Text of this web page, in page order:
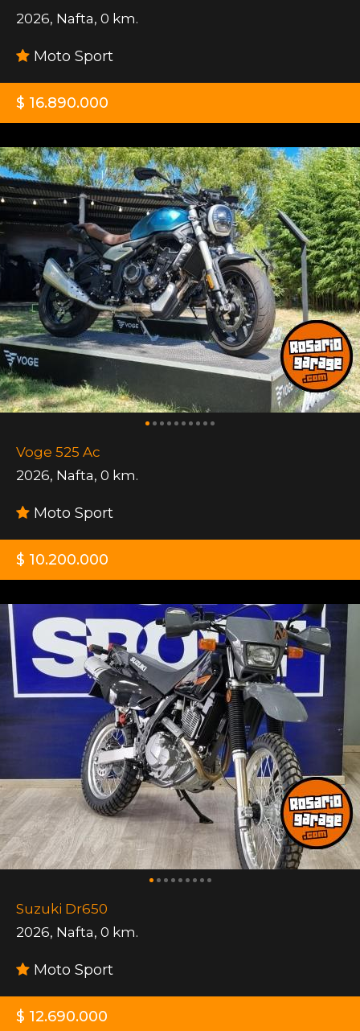
2026, Nafta, 0 km.
Moto Sport
$ 16.890.000
Voge 525 Ac
2026, Nafta, 0 km.
Moto Sport
$ 10.200.000
Suzuki Dr650
2026, Nafta, 0 km.
Moto Sport
$ 12.690.000